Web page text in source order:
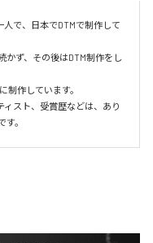
で、日本でDTMで制作して
かず、その後はDTM制作をし
制作しています。
スト、受賞歴などは、あり
。